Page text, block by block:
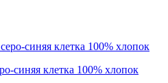
синяя клетка 100% хлопок